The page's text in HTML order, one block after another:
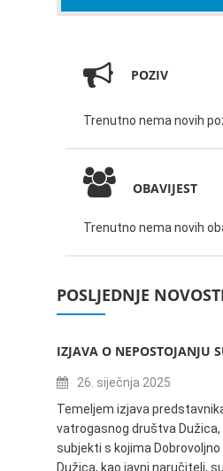
POZIV
Trenutno nema novih
OBAVIJEST
Trenutno nema novih
POSLJEDNJE
IZJAVA O NEPOSTOJANJU
26. siječnja 2025
Temeljem izjava
vatrogasnog društva
subjekti s kojima
Dužica, kao javni naručitelj,